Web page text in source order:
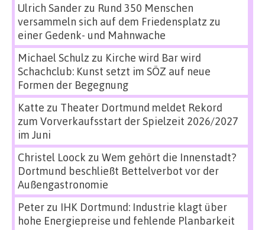
Ulrich Sanderzu Rund 350 Menschen
versammeln sich auf dem Friedensplatz zu
einer Gedenk- und Mahnwache
Michael Schulz zu Kirche wird Bar wird
Schachclub: Kunst setzt im SÖZ auf neue
Formen der Begegnung
Katte zu Theater Dortmund meldet Rekord
zum Vorverkaufsstart der Spielzeit 2026/2027
im Juni
Christel Loock zu Wem gehört die Innenstadt?
Dortmund beschließt Bettelverbot vor der
Außengastronomie
Peterzu IHK Dortmund: Industrie klagt über
hohe Energiepreise und fehlende Planbarkeit